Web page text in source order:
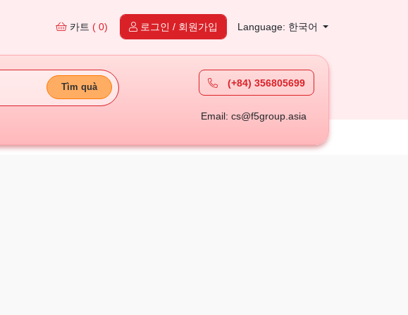
카트 ( 0) 로그인 / 회원가입 Language: 한국어
Tìm quà (+84) 356805699
Email: cs@f5group.asia